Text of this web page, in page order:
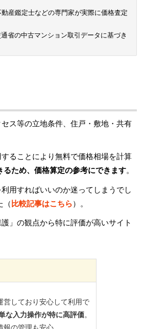
産鑑定士などの専門家が実際に価格査定
省の中古マンション取引データに基づき
ス等の立地条件、住戸・敷地・共有
することにより無料で価格相場を計算
ため、価格算定の参考にできます。
用すればいいのか迷ってしまうでし
（比較記事はこちら）。
」の観点から特に評価が高いサイト